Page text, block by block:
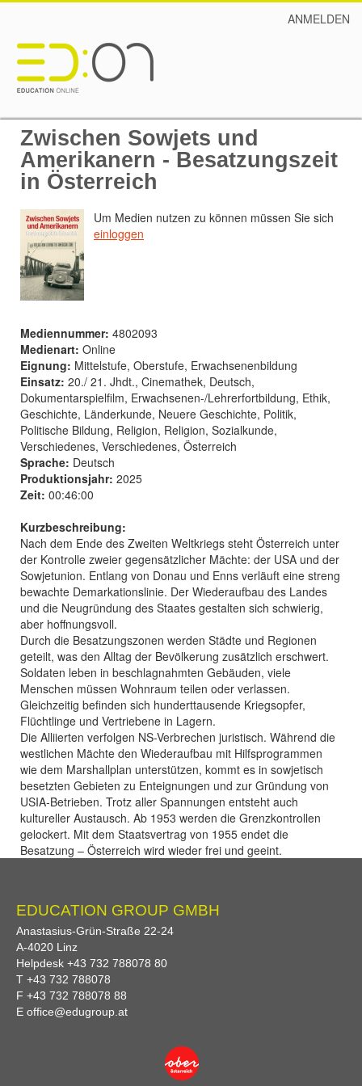
ANMELDEN
Zwischen Sowjets und
Amerikanern - Besatzungszeit
in Österreich
Um Medien nutzen zu können müssen Sie sich
einloggen
Mediennummer: 4802093
Medienart: Online
Eignung: Mittelstufe, Oberstufe, Erwachsenenbildung
Einsatz: 20./ 21. Jhdt., Cinemathek, Deutsch,
Dokumentarspielfilm, Erwachsenen-/Lehrerfortbildung, Ethik,
Geschichte, Länderkunde, Neuere Geschichte, Politik,
Politische Bildung, Religion, Religion, Sozialkunde,
Verschiedenes, Verschiedenes, Österreich
Sprache: Deutsch
Produktionsjahr: 2025
Zeit: 00:46:00
Kurzbeschreibung:
Nach dem Ende des Zweiten Weltkriegs steht Österreich unter
der Kontrolle zweier gegensätzlicher Mächte: der USA und der
Sowjetunion. Entlang von Donau und Enns verläuft eine streng
bewachte Demarkationslinie. Der Wiederaufbau des Landes
und die Neugründung des Staates gestalten sich schwierig,
aber hoffnungsvoll.
Durch die Besatzungszonen werden Städte und Regionen
geteilt, was den Alltag der Bevölkerung zusätzlich erschwert.
Soldaten leben in beschlagnahmten Gebäuden, viele
Menschen müssen Wohnraum teilen oder verlassen.
Gleichzeitig befinden sich hunderttausende Kriegsopfer,
Flüchtlinge und Vertriebene in Lagern.
Die Alliierten verfolgen NS-Verbrechen juristisch. Während die
westlichen Mächte den Wiederaufbau mit Hilfsprogrammen
wie dem Marshallplan unterstützen, kommt es in sowjetisch
besetzten Gebieten zu Enteignungen und zur Gründung von
USIA-Betrieben. Trotz aller Spannungen entsteht auch
kultureller Austausch. Ab 1953 werden die Grenzkontrollen
gelockert. Mit dem Staatsvertrag von 1955 endet die
Besatzung – Österreich wird wieder frei und geeint.
EDUCATION GROUP GMBH
Anastasius-Grün-Straße 22-24
A-4020 Linz
Helpdesk +43 732 788078 80
T +43 732 788078
F +43 732 788078 88
E office@edugroup.at